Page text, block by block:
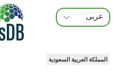
عربى
ENGLISH
FRANÇAIS
المملكة العربية السعودية